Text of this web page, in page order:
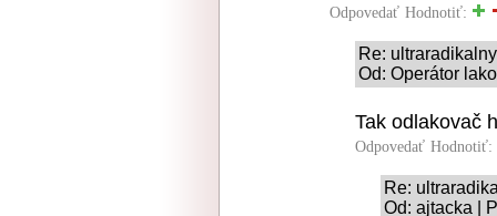
Odpovedať Hodnotiť:
Re:
Od: Operátor
Tak odlakovač
Odpovedať Hodnotiť:
Re:
Od: ajtacka |